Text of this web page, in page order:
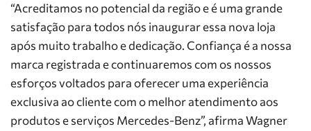
“Acreditamos no potencial da região e é uma grande
satisfação para todos nós inaugurar essa nova loja
após muito trabalho e dedicação. Confiança é a nossa
marca registrada e continuaremos com os nossos
esforços voltados para oferecer uma experiência
exclusiva ao cliente com o melhor atendimento aos
produtos e serviços Mercedes-Benz”, afirma Wagner